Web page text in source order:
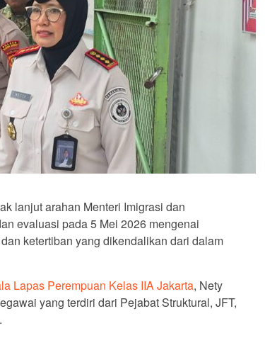
lanjut arahan Menteri Imigrasi dan
evaluasi pada 5 Mei 2026 mengenai
ketertiban yang dikendalikan dari dalam
Lapas Perempuan Kelas IIA Jakarta, Nety
yang terdiri dari Pejabat Struktural, JFT,